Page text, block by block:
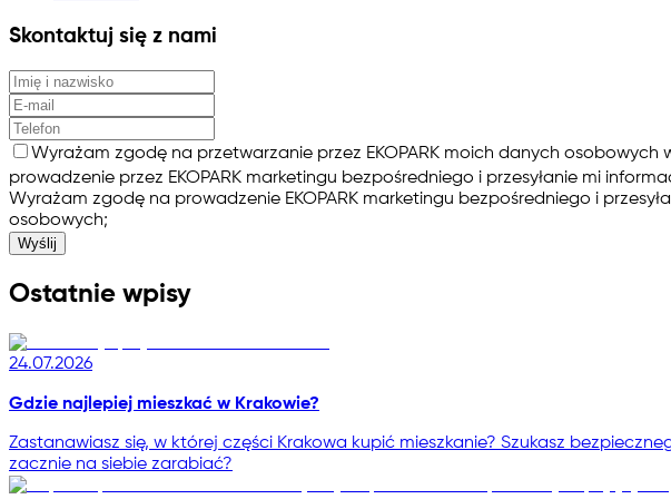
Skontaktuj się z nami
Wyrażam zgodę na przetwarzanie przez EKOPARK moich danych
prowadzenie przez EKOPARK marketingu bezpośredniego i przesyłanie mi
Wyrażam zgodę na prowadzenie EKOPARK marketingu bezpośredniego i
osobowych;
Wyślij
Ostatnie wpisy
24.07.2026
Gdzie najlepiej mieszkać w Krakowie?
Zastanawiasz się, w której części Krakowa kupić mieszkanie? Szukasz
zacznie na siebie zarabiać?